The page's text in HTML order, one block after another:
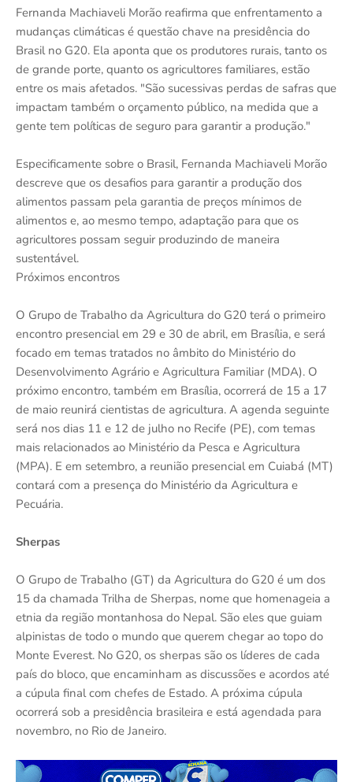
Fernanda Machiaveli Morão reafirma que enfrentamento a
mudanças climáticas é questão chave na presidência do
Brasil no G20. Ela aponta que os produtores rurais, tanto os
de grande porte, quanto os agricultores familiares, estão
entre os mais afetados. "São sucessivas perdas de safras que
impactam também o orçamento público, na medida que a
gente tem políticas de seguro para garantir a produção."
Especificamente sobre o Brasil, Fernanda Machiaveli Morão
descreve que os desafios para garantir a produção dos
alimentos passam pela garantia de preços mínimos de
alimentos e, ao mesmo tempo, adaptação para que os
agricultores possam seguir produzindo de maneira
sustentável.
Próximos encontros
O Grupo de Trabalho da Agricultura do G20 terá o primeiro
encontro presencial em 29 e 30 de abril, em Brasília, e será
focado em temas tratados no âmbito do Ministério do
Desenvolvimento Agrário e Agricultura Familiar (MDA). O
próximo encontro, também em Brasília, ocorrerá de 15 a 17
de maio reunirá cientistas de agricultura. A agenda seguinte
será nos dias 11 e 12 de julho no Recife (PE), com temas
mais relacionados ao Ministério da Pesca e Agricultura
(MPA). E em setembro, a reunião presencial em Cuiabá (MT)
contará com a presença do Ministério da Agricultura e
Pecuária.
Sherpas
O Grupo de Trabalho (GT) da Agricultura do G20 é um dos
15 da chamada Trilha de Sherpas, nome que homenageia a
etnia da região montanhosa do Nepal. São eles que guiam
alpinistas de todo o mundo que querem chegar ao topo do
Monte Everest. No G20, os sherpas são os líderes de cada
país do bloco, que encaminham as discussões e acordos até
a cúpula final com chefes de Estado. A próxima cúpula
ocorrerá sob a presidência brasileira e está agendada para
novembro, no Rio de Janeiro.